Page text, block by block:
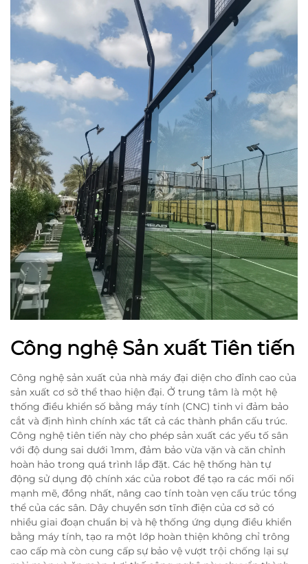
Công nghệ Sản xuất Tiên tiến
Công nghệ sản xuất của nhà máy đại diện cho đỉnh cao của
sản xuất cơ sở thể thao hiện đại. Ở trung tâm là một hệ
thống điều khiển số bằng máy tính (CNC) tinh vi đảm bảo
cắt và định hình chính xác tất cả các thành phần cấu trúc.
Công nghệ tiên tiến này cho phép sản xuất các yếu tố sân
với độ dung sai dưới 1mm, đảm bảo vừa vặn và căn chỉnh
hoàn hảo trong quá trình lắp đặt. Các hệ thống hàn tự
động sử dụng độ chính xác của robot để tạo ra các mối nối
mạnh mẽ, đồng nhất, nâng cao tính toàn vẹn cấu trúc tổng
thể của các sân. Dây chuyền sơn tĩnh điện của cơ sở có
nhiều giai đoạn chuẩn bị và hệ thống ứng dụng điều khiển
bằng máy tính, tạo ra một lớp hoàn thiện không chỉ trông
cao cấp mà còn cung cấp sự bảo vệ vượt trội chống lại sự